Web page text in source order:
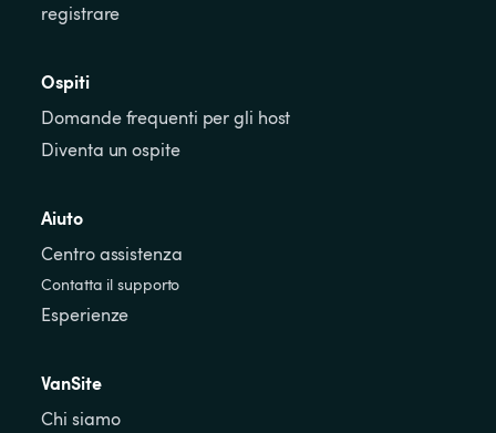
registrare
Ospiti
Domande frequenti per gli host
Diventa un ospite
Aiuto
Centro assistenza
Contatta il supporto
Esperienze
VanSite
Chi siamo